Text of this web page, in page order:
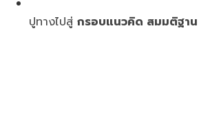
ปูทางไปสู่กรอบแนวคิด สมมติฐาน